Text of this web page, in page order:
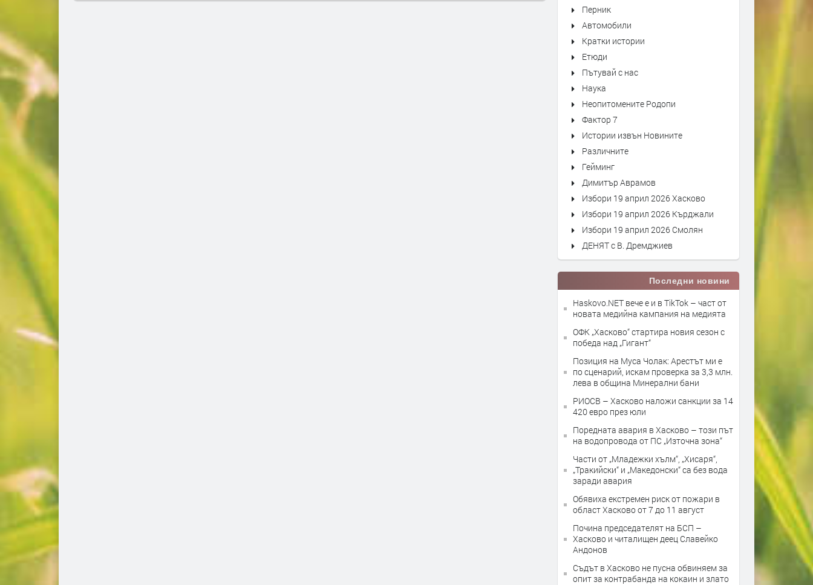
Перник
Автомобили
Кратки истории
Етюди
Пътувай с нас
Наука
Неопитомените Родопи
Фактор 7
Истории извън Новините
Различните
Гейминг
Димитър Аврамов
Избори 19 април 2026 Хасково
Избори 19 април 2026 Кърджали
Избори 19 април 2026 Смолян
ДЕНЯТ с В. Дремджиев
Последни новини
Haskovo.NET вече е и в TikTok – част от
новата медийна кампания на медията
ОФК „Хасково“ стартира новия сезон с
победа над „Гигант“
Позиция на Муса Чолак: Арестът ми е
по сценарий, искам проверка за 3,3 млн.
лева в община Минерални бани
РИОСВ – Хасково наложи санкции за 14
420 евро през юли
Поредната авария в Хасково – този път
на водопровода от ПС „Източна зона“
Части от „Младежки хълм“, „Хисаря“,
„Тракийски“ и „Македонски“ са без вода
заради авария
Обявиха екстремен риск от пожари в
област Хасково от 7 до 11 август
Почина председателят на БСП –
Хасково и читалищен деец Славейко
Андонов
Съдът в Хасково не пусна обвиняем за
опит за контрабанда на кокаин и злато